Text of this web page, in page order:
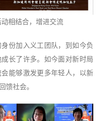
相结合，增进交流
份加入义工团队，到如今负
长了许多。如今面对新时局
能够激发更多年轻人，以新
馈社会。